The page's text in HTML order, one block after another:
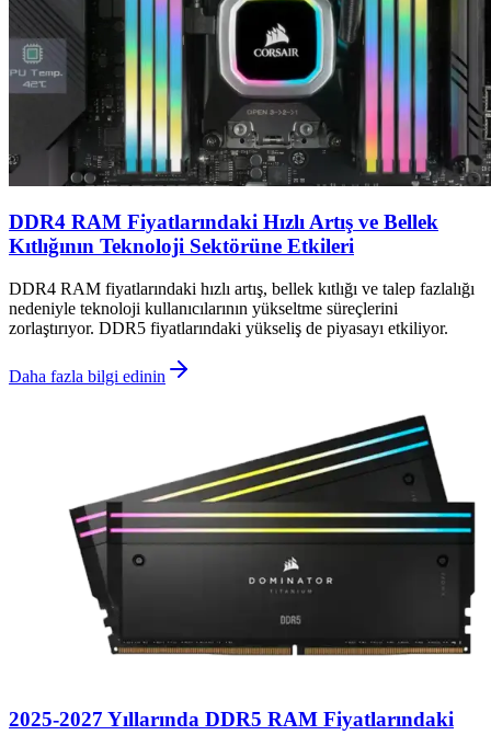
DDR4 RAM Fiyatlarındaki Hızlı Artış ve Bellek
Kıtlığının Teknoloji Sektörüne Etkileri
DDR4 RAM fiyatlarındaki hızlı artış, bellek kıtlığı ve talep fazlalığı
nedeniyle teknoloji kullanıcılarının yükseltme süreçlerini
zorlaştırıyor. DDR5 fiyatlarındaki yükseliş de piyasayı etkiliyor.
Daha fazla bilgi edinin
2025-2027 Yıllarında DDR5 RAM Fiyatlarındaki